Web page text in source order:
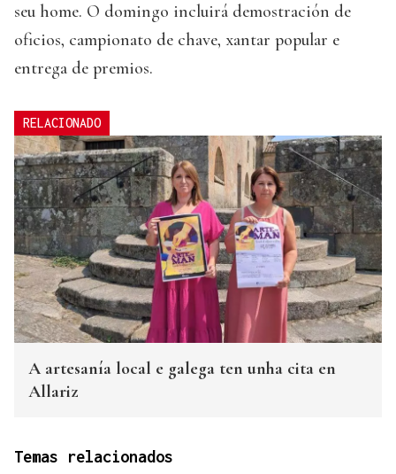
seu home. O domingo incluirá demostración de
oficios, campionato de chave, xantar popular e
entrega de premios.
RELACIONADO
A artesanía local e galega ten unha cita en
Allariz
Temas relacionados